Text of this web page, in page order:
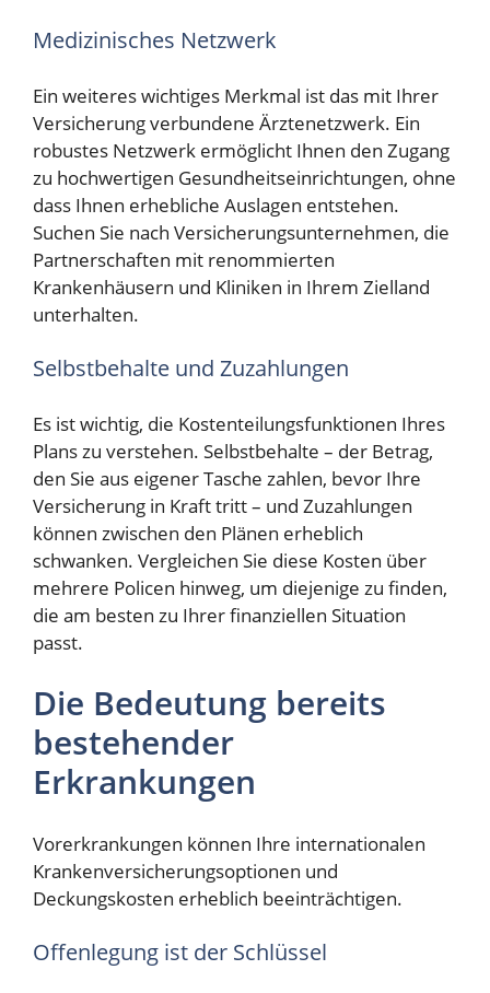
Medizinisches Netzwerk
Ein weiteres wichtiges Merkmal ist das mit Ihrer
Versicherung verbundene Ärztenetzwerk. Ein
robustes Netzwerk ermöglicht Ihnen den Zugang
zu hochwertigen Gesundheitseinrichtungen, ohne
dass Ihnen erhebliche Auslagen entstehen.
Suchen Sie nach Versicherungsunternehmen, die
Partnerschaften mit renommierten
Krankenhäusern und Kliniken in Ihrem Zielland
unterhalten.
Selbstbehalte und Zuzahlungen
Es ist wichtig, die Kostenteilungsfunktionen Ihres
Plans zu verstehen. Selbstbehalte – der Betrag,
den Sie aus eigener Tasche zahlen, bevor Ihre
Versicherung in Kraft tritt – und Zuzahlungen
können zwischen den Plänen erheblich
schwanken. Vergleichen Sie diese Kosten über
mehrere Policen hinweg, um diejenige zu finden,
die am besten zu Ihrer finanziellen Situation
passt.
Die Bedeutung bereits
bestehender
Erkrankungen
Vorerkrankungen können Ihre internationalen
Krankenversicherungsoptionen und
Deckungskosten erheblich beeinträchtigen.
Offenlegung ist der Schlüssel